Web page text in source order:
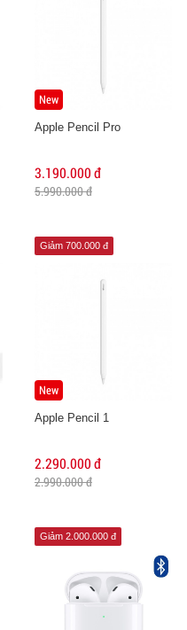
New
Apple Pencil Pro
3.190.000 đ
5.990.000 đ
New
Giảm 700.000 đ
Apple Pencil 1
2.290.000 đ
2.990.000 đ
Giảm 2.000.000 đ